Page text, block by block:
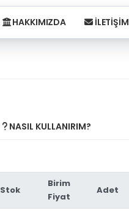
HAKKIMIZDA İLETİŞİM
NASIL KULLANIRIM?
Stok
Birim
Fiyat
Adet